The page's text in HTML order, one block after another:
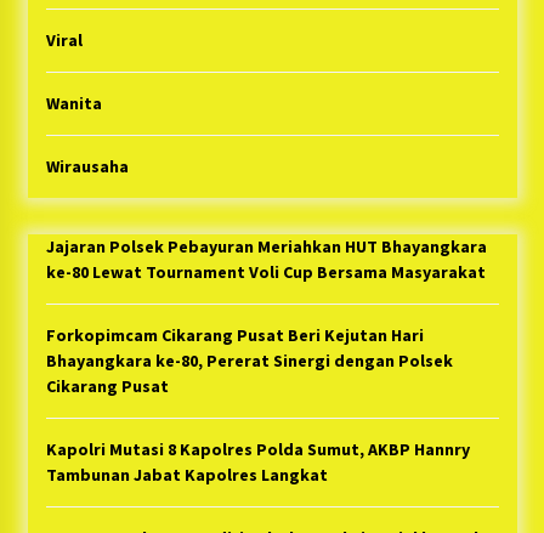
Viral
Wanita
Wirausaha
Jajaran Polsek Pebayuran Meriahkan HUT Bhayangkara
ke-80 Lewat Tournament Voli Cup Bersama Masyarakat
Forkopimcam Cikarang Pusat Beri Kejutan Hari
Bhayangkara ke-80, Pererat Sinergi dengan Polsek
Cikarang Pusat
Kapolri Mutasi 8 Kapolres Polda Sumut, AKBP Hannry
Tambunan Jabat Kapolres Langkat